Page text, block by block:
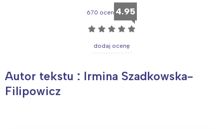
670 ocen 4.95
☆ ☆ ☆ ☆ ☆
dodaj ocenę
Autor tekstu : Irmina Szadkowska-
Filipowicz